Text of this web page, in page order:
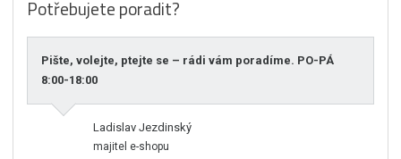
Potřebujete poradit?
Pište, volejte, ptejte se – rádi vám poradíme. PO-PÁ
8:00-18:00
Ladislav Jezdinský
majitel e-shopu